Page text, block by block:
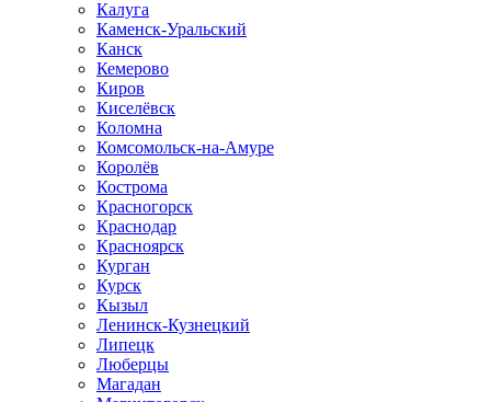
Калуга
Каменск-Уральский
Канск
Кемерово
Киров
Киселёвск
Коломна
Комсомольск-на-Амуре
Королёв
Кострома
Красногорск
Краснодар
Красноярск
Курган
Курск
Кызыл
Ленинск-Кузнецкий
Липецк
Люберцы
Магадан